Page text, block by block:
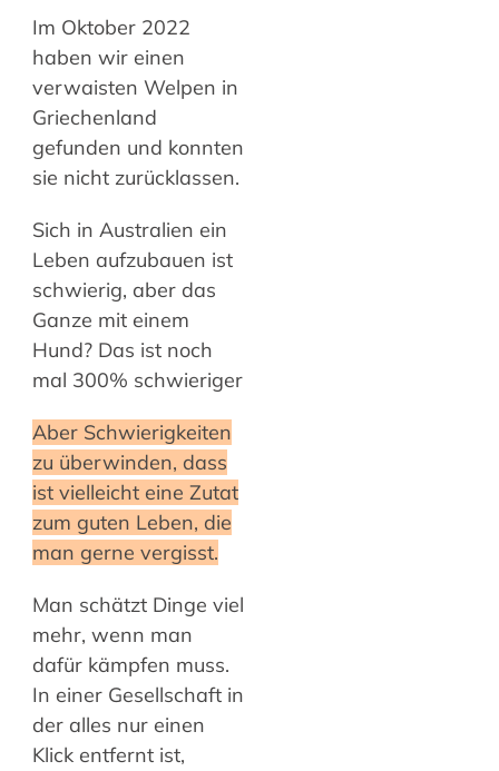
Im Oktober 2022
haben wir einen
verwaisten Welpen in
Griechenland
gefunden und konnten
sie nicht zurücklassen.
Sich in Australien ein
Leben aufzubauen ist
schwierig, aber das
Ganze mit einem
Hund? Das ist noch
mal 300% schwieriger
Aber Schwierigkeiten
zu überwinden, dass
ist vielleicht eine Zutat
zum guten Leben, die
man gerne vergisst.
Man schätzt Dinge viel
mehr, wenn man
dafür kämpfen muss.
In einer Gesellschaft in
der alles nur einen
Klick entfernt ist,